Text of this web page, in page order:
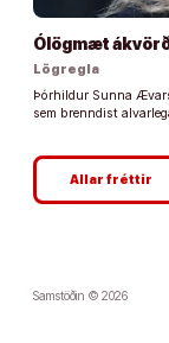
Ólögmæt
Lögregla
Þórhildur Sunna
sem brenndist
Allar fréttir
Samstöðin © 2026